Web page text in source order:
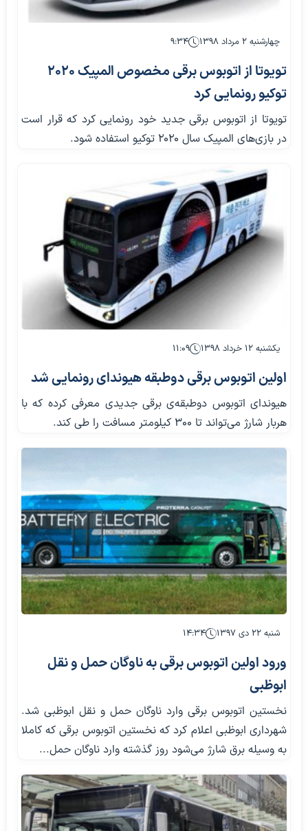
چهارشنبه ۲ مرداد ۱۳۹۸ ۹:۳۴
تویوتا از اتوبوس برقی مخصوص المپیک 2020
توکیو رونمایی کرد
تویوتا از اتوبوس برقی جدید خود رونمایی کرد که قرار است
در بازی‌های المپیک سال ۲۰۲۰ توکیو استفاده شود.
یکشنبه ۱۲ خرداد ۱۳۹۸ ۱۱:۰۹
اولین اتوبوس برقی دوطبقه هیوندای رونمایی شد
هیوندای اتوبوس دوطبقه‌ی برقی جدیدی معرفی کرده که با
هربار شارژ می‌تواند تا ۳۰۰ کیلومتر مسافت را طی کند.
شنبه ۲۲ دی ۱۳۹۷ ۱۴:۳۴
ورود اولین اتوبوس برقی به ناوگان حمل و نقل
ابوظبی
نخستین اتوبوس برقی وارد ناوگان حمل و نقل ابوظبی شد.
شهرداری ابوظبی اعلام کرد که نخستین اتوبوس برقی که کاملا
به وسیله برق شارژ می‌شود روز گذشته وارد ناوگان حمل...